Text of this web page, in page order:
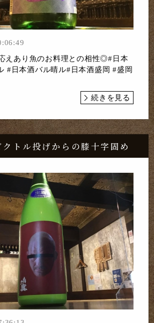
えあり魚のお料理との相性◎#日本
#日本酒バル晴ル#日本酒盛岡 #盛岡
続きを見る
トル投げからの膝十字固め